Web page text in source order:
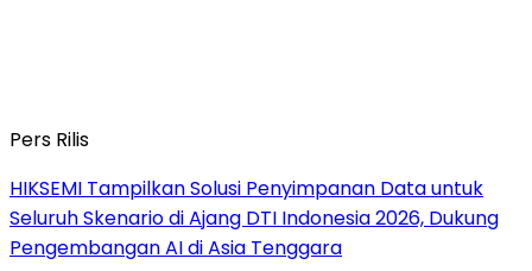
Pers Rilis
HIKSEMI Tampilkan Solusi Penyimpanan Data untuk
Seluruh Skenario di Ajang DTI Indonesia 2026, Dukung
Pengembangan AI di Asia Tenggara